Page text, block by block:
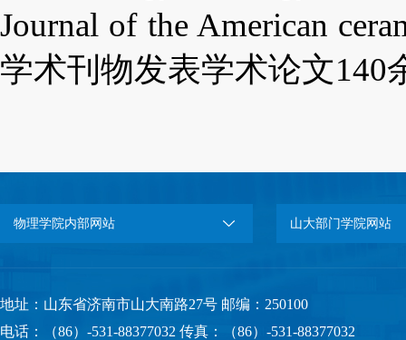
Journal of the American
学术刊物发表学术论文140
物理学院内部网站 山大部门学院网站
地址：山东省济南市山大南路27号 邮编：250100
电话：（86）-531-88377032 传真：（86）-531-88377032